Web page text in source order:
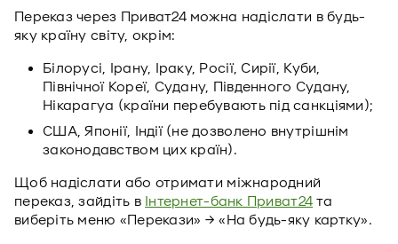
Переказ через Приват24 можна надіслати в будь-
яку країну світу, окрім:
Білорусі, Ірану, Іраку, Росії, Сирії, Куби,
Північної Кореї, Судану, Південного Судану,
Нікарагуа (країни перебувають під санкціями);
США, Японії, Індії (не дозволено внутрішнім
законодавством цих країн).
Щоб надіслати або отримати міжнародний
переказ, зайдіть в Інтернет-банк Приват24 та
виберіть меню «Перекази» → «На будь-яку картку».